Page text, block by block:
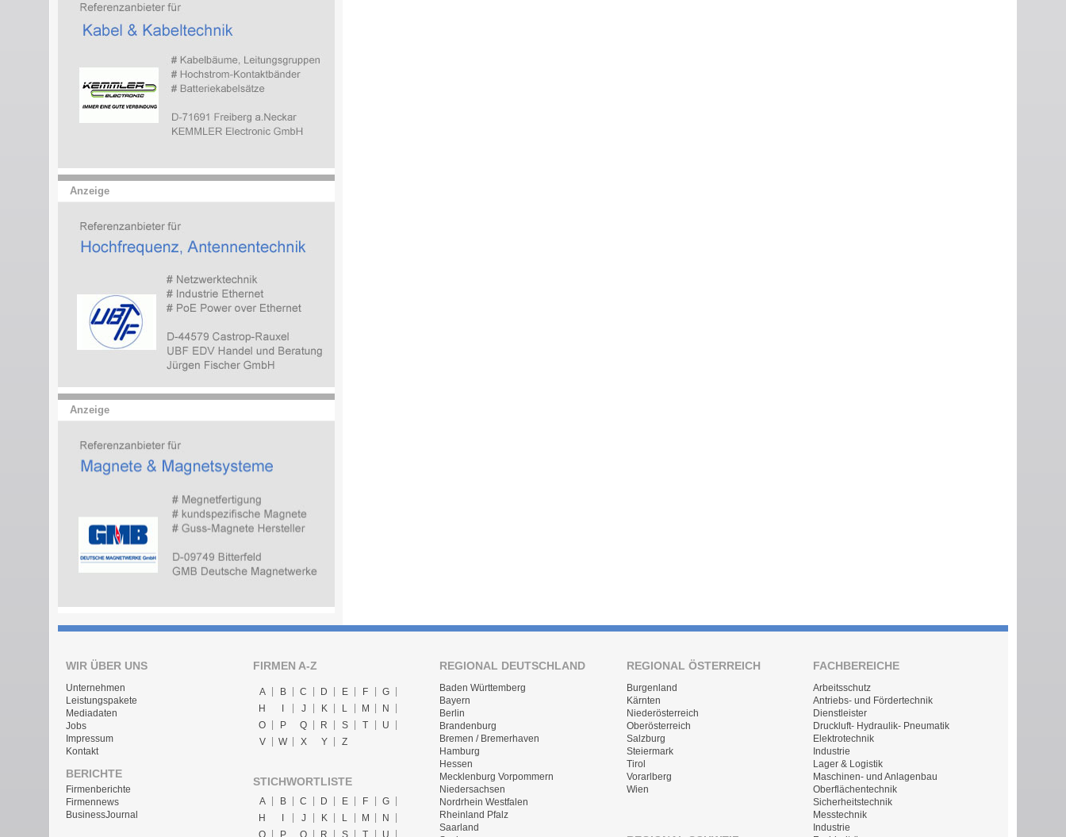
Anzeige
Anzeige
WIR ÜBER UNS
Unternehmen
Leistungspakete
Mediadaten
Jobs
Impressum
Kontakt
BERICHTE
Firmenberichte
Firmennews
BusinessJournal
FIRMEN A-Z
A B C D E F
G
H
I J K L M
N
O
P Q R S T
U
V
W X Y Z
STICHWORTLISTE
A B C D E F
G
H
J K L M
N
O
P Q R S T U
REGIONAL DEUTSCHLAND
Baden Württemberg
Bayern
Berlin
Brandenburg
Bremen / Bremerhaven
Hamburg
Hessen
Mecklenburg Vorpommern
Niedersachsen
Nordrhein Westfalen
Rheinland Pfalz
Saarland
REGIONAL ÖSTERREICH
Burgenland
Kärnten
Niederösterreich
Oberösterreich
Salzburg
Steiermark
Tirol
Vorarlberg
Wien
FACHBEREICHE
Arbeitsschutz
Antriebs- und Fördertechnik
Dienstleister
Druckluft- Hydraulik- Pneumatik
Elektrotechnik
Industrie
Lager & Logistik
Maschinen- und Anlagenbau
Oberflächentechnik
Sicherheitstechnik
Messtechnik
Industrie